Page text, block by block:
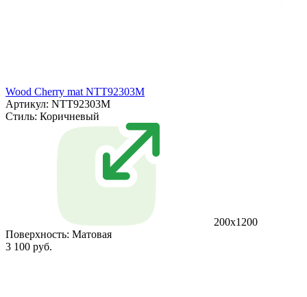
Wood Cherry mat NTT92303M
Артикул: NTT92303M
Стиль: Коричневый
200x1200
Поверхность: Матовая
3 100 руб.